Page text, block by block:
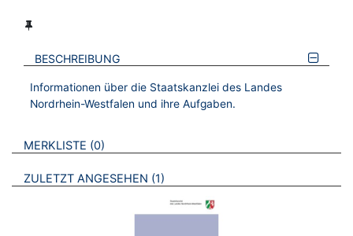
BESCHREIBUNG
Informationen über die Staatskanzlei des Landes
Nordrhein-Westfalen und ihre Aufgaben.
VERWEISE AUF VERMERKTE- ODER ZULETZT ANGESEHENE
MERKLISTE 0 BROSCHÜREN
ZULETZT ANGESEHEN 1 BROSCHÜREN